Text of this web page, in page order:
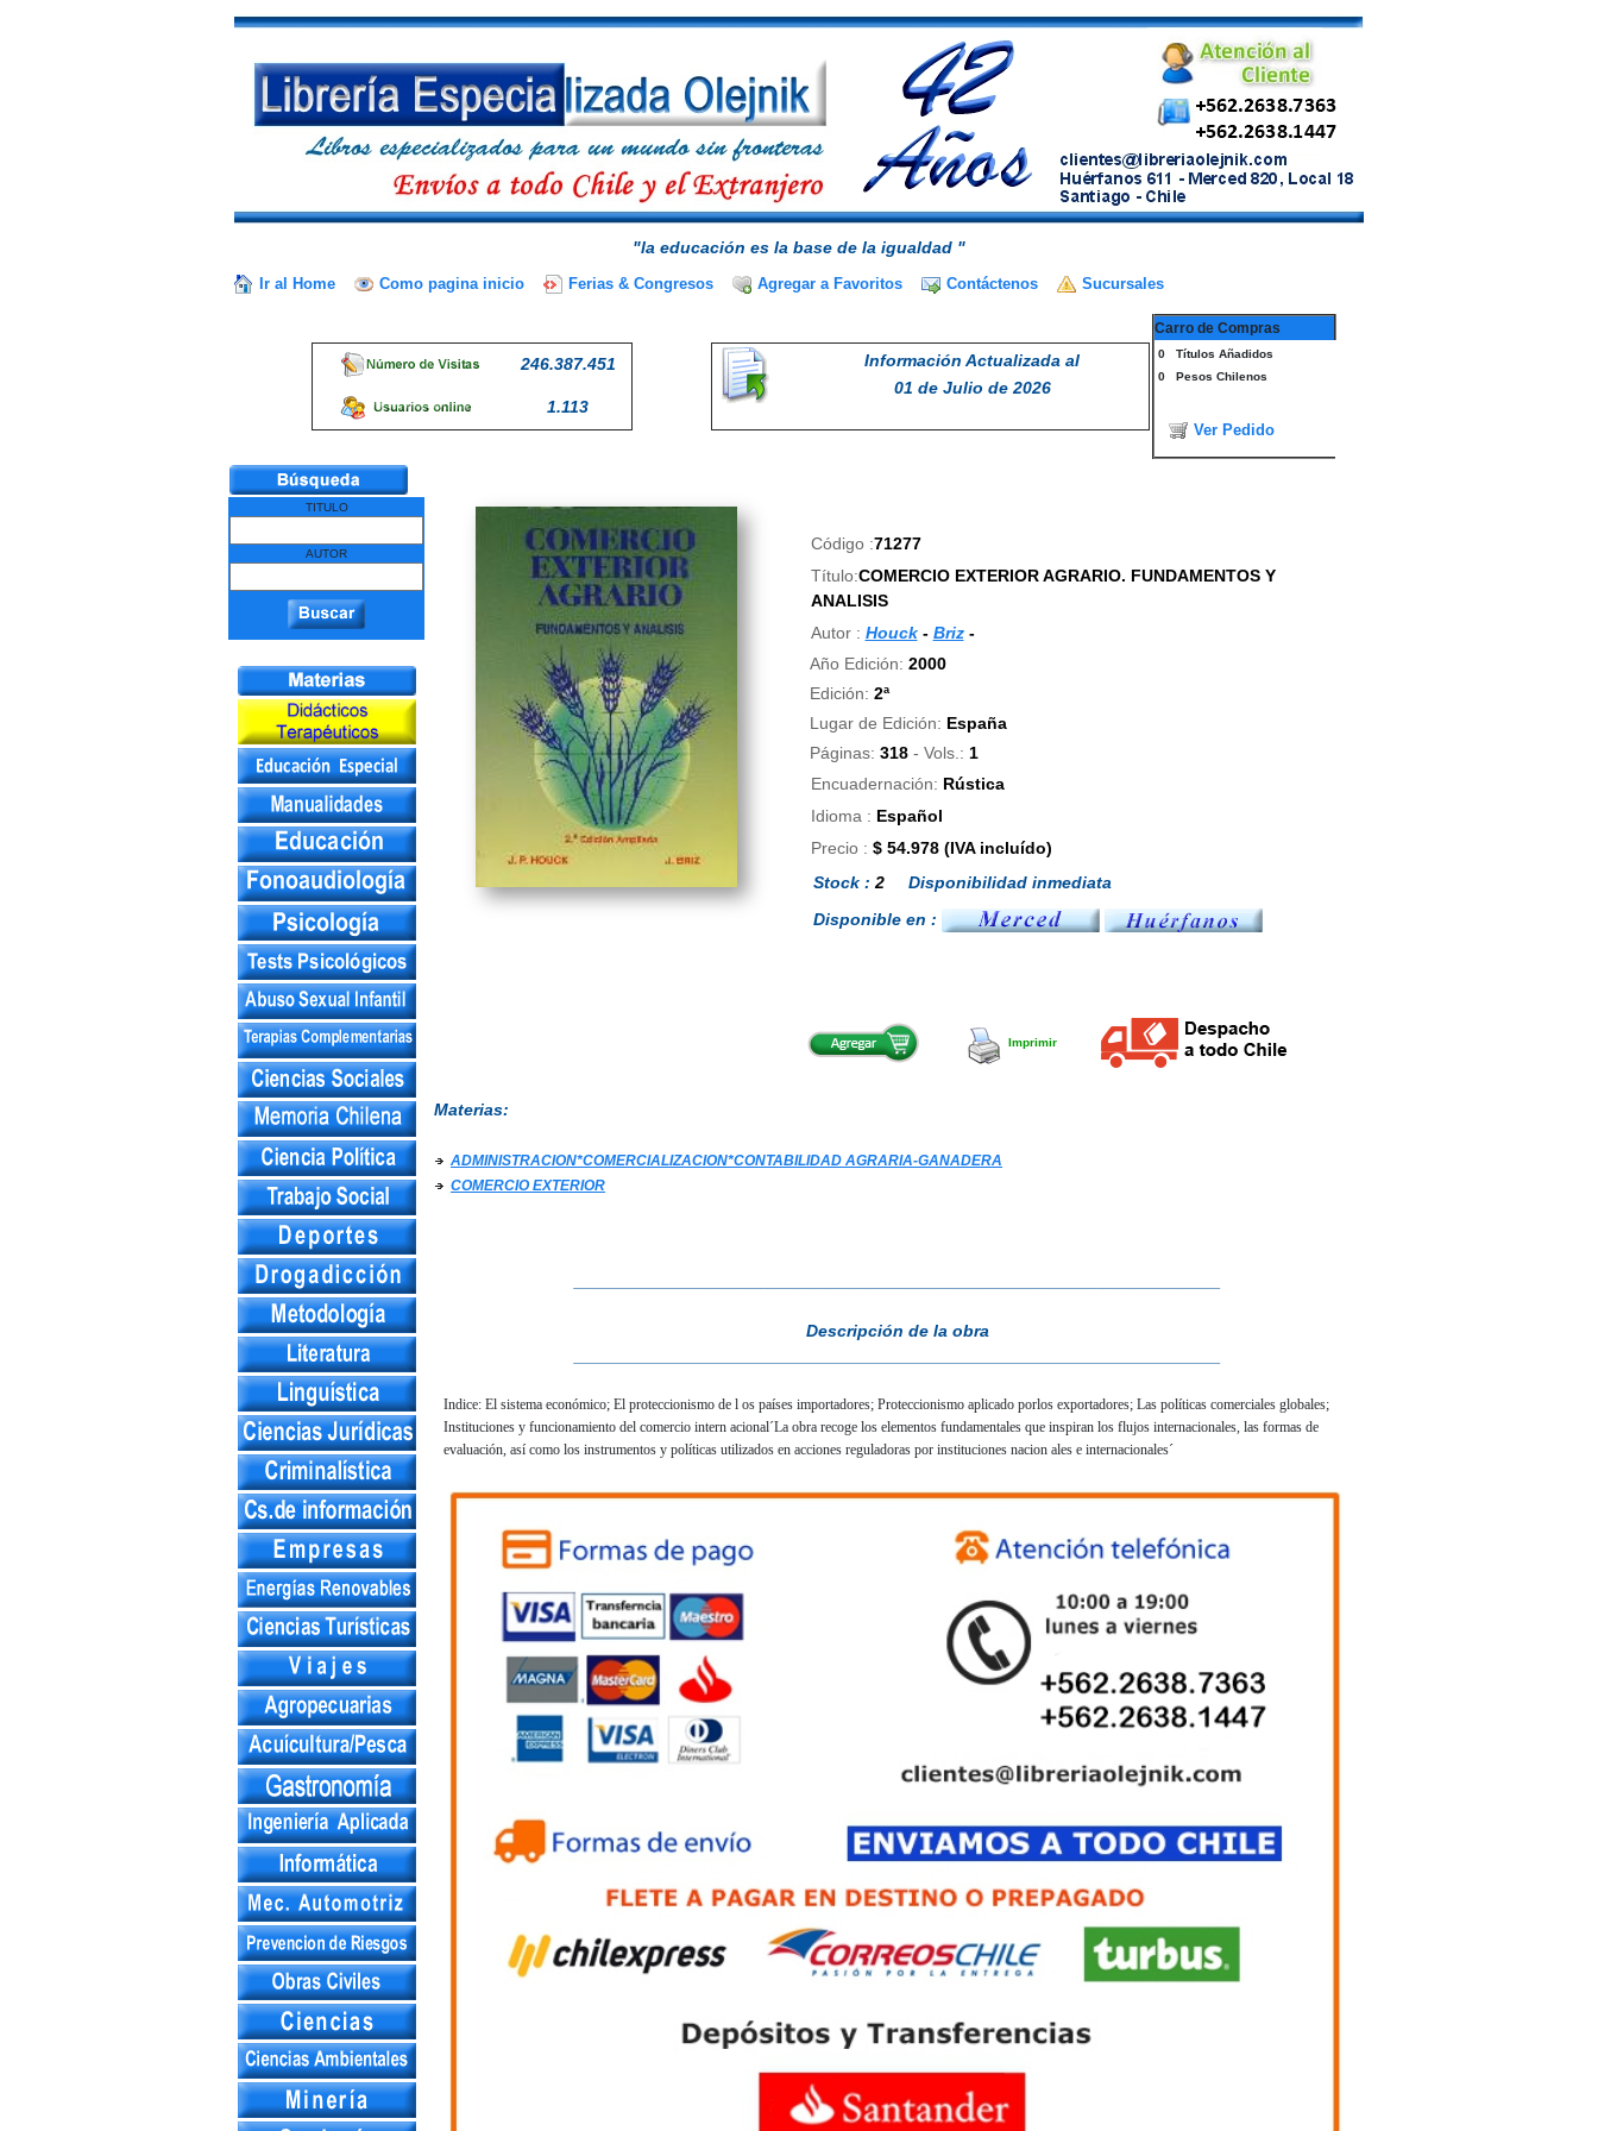
"la educación es la base de la igualdad "
Ir al Home Como pagina inicio Ferias & Congresos Agregar a Favoritos Contáctenos Sucursales
246.387.451
1.113
Información Actualizada al
01 de Julio de 2026
Carro de Compras
0 Títulos Añadidos
0 Pesos Chilenos
Ver Pedido
TITULO
AUTOR
Código :71277
Título:COMERCIO EXTERIOR AGRARIO. FUNDAMENTOS Y
ANALISIS
Autor : Houck - Briz -
Año Edición: 2000
Edición: 2ª
Lugar de Edición: España
Páginas: 318- Vols.: 1
Encuadernación: Rústica
Idioma : Español
Precio : $ 54.978 (IVA incluído)
Stock : 2Disponibilidad inmediata
Disponible en :
Imprimir
Materias:
ADMINISTRACION*COMERCIALIZACION*CONTABILIDAD AGRARIA-GANADERA
COMERCIO EXTERIOR
Descripción de la obra
Indice: El sistema económico; El proteccionismo de l os países importadores; Proteccionismo aplicado porlos exportadores; Las políticas comerciales globales;
Instituciones y funcionamiento del comercio intern acional´La obra recoge los elementos fundamentales que inspiran los flujos internacionales, las formas de
evaluación, así como los instrumentos y políticas utilizados en acciones reguladoras por instituciones nacion ales e internacionales´